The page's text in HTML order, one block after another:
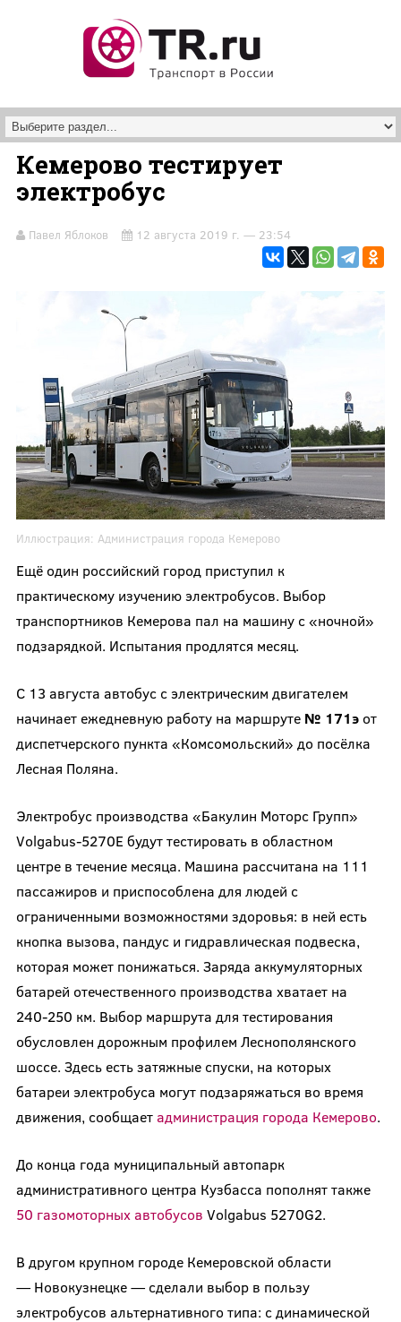
Кемерово тестирует
электробус
Павел Яблоков 12 августа 2019 г. — 23:54
Иллюстрация: Администрация города Кемерово
Ещё один российский город приступил к
практическому изучению электробусов. Выбор
транспортников Кемерова пал на машину с «ночной»
подзарядкой. Испытания продлятся месяц.
С 13 августа автобус с электрическим двигателем
начинает ежедневную работу на маршруте № 171эот
диспетчерского пункта «Комсомольский» до посёлка
Лесная Поляна.
Электробус производства «Бакулин Моторс Групп»
Volgabus-5270E будут тестировать в областном
центре в течение месяца. Машина рассчитана на 111
пассажиров и приспособлена для людей с
ограниченными возможностями здоровья: в ней есть
кнопка вызова, пандус и гидравлическая подвеска,
которая может понижаться. Заряда аккумуляторных
батарей отечественного производства хватает на
240-250 км. Выбор маршрута для тестирования
обусловлен дорожным профилем Леснополянского
шоссе. Здесь есть затяжные спуски, на которых
батареи электробуса могут подзаряжаться во время
движения, сообщаетадминистрация города Кемерово.
До конца года муниципальный автопарк
административного центра Кузбасса пополнят также
50 газомоторных автобусов Volgabus 5270G2.
В другом крупном городе Кемеровской области
— Новокузнецке — сделали выбор в пользу
электробусов альтернативного типа: с динамической